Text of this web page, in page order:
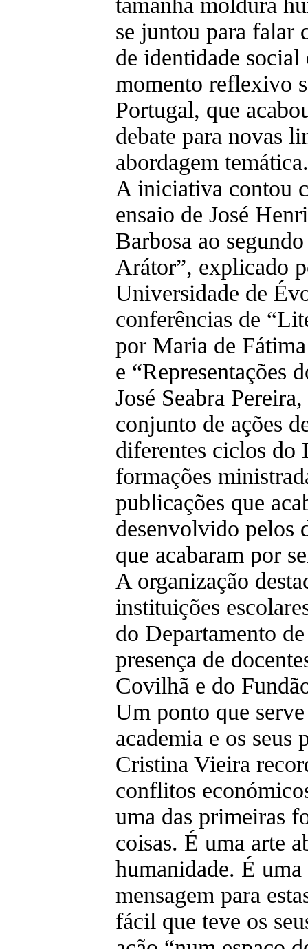
tamanha moldura
se juntou para falar
de identidade
momento reflexivo
Portugal, que
debate para novas
abordagem temática.
A iniciativa contou
ensaio de José
Barbosa ao
Arátor”, explicado
Universidade de
conferências de
por Maria de
e “Representações
José Seabra
conjunto de ações
diferentes ciclos do
formações
publicações que
desenvolvido pelos
que acabaram por
A organização
instituições
do Departamento
presença de
Covilhã e do
Um ponto que
academia e os seus
Cristina Vieira
conflitos
uma das primeiras
coisas. É uma arte
humanidade. É
mensagem para
fácil que teve os